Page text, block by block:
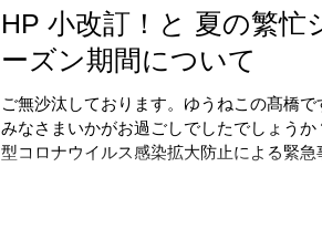
HP 小改訂！と 夏の繁忙
ーズン期間について
ご無沙汰しております。ゆうねこの髙橋で
みなさまいかがお過ごしでしたでしょうか
型コロナウイルス感染拡大防止による緊急